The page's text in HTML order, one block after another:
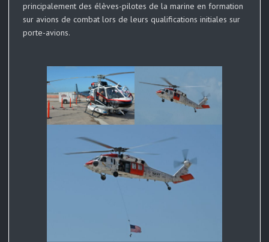
principalement des élèves-pilotes de la marine en formation
sur avions de combat lors de leurs qualifications initiales sur
porte-avions.